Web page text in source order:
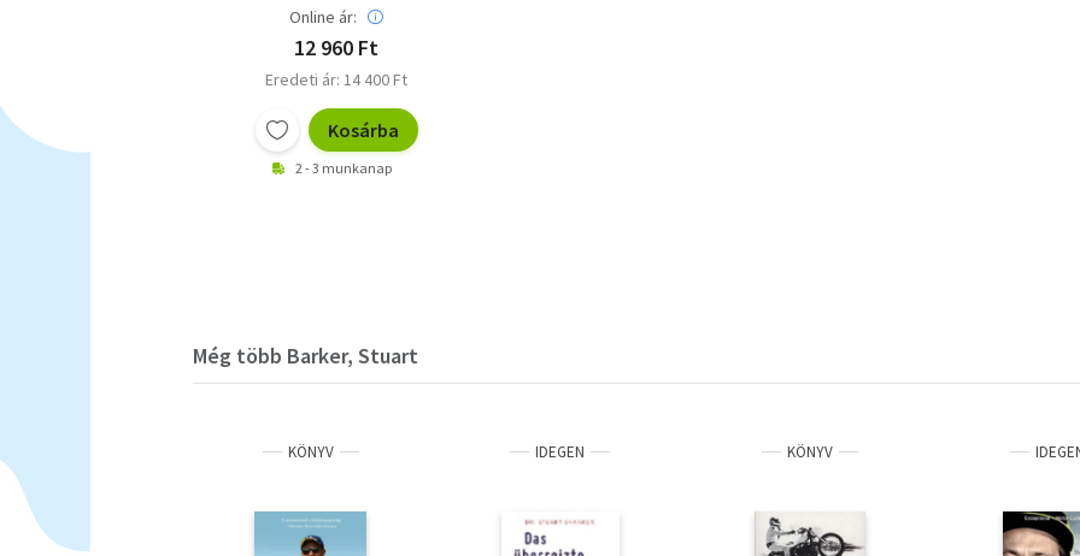
Online ár:
12 960 Ft
Eredeti ár: 14 400 Ft
Kosárba
2 - 3 munkanap
Még több Barker, Stuart
KÖNYV IDEGEN KÖNYV